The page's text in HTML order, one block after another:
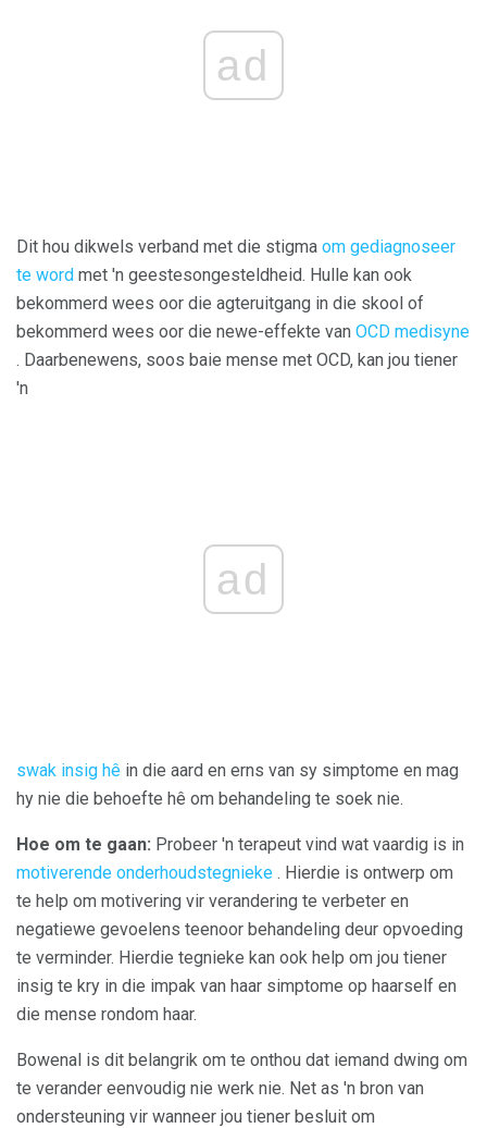
ad
Dit hou dikwels verband met die stigma om gediagnoseer
te word met 'n geestesongesteldheid. Hulle kan ook
bekommerd wees oor die agteruitgang in die skool of
bekommerd wees oor die newe-effekte van OCD medisyne
. Daarbenewens, soos baie mense met OCD, kan jou tiener
'n
ad
swak insig hê in die aard en erns van sy simptome en mag
hy nie die behoefte hê om behandeling te soek nie.
Hoe om te gaan: Probeer 'n terapeut vind wat vaardig is in
motiverende onderhoudstegnieke . Hierdie is ontwerp om
te help om motivering vir verandering te verbeter en
negatiewe gevoelens teenoor behandeling deur opvoeding
te verminder. Hierdie tegnieke kan ook help om jou tiener
insig te kry in die impak van haar simptome op haarself en
die mense rondom haar.
Bowenal is dit belangrik om te onthou dat iemand dwing om
te verander eenvoudig nie werk nie. Net as 'n bron van
ondersteuning vir wanneer jou tiener besluit om